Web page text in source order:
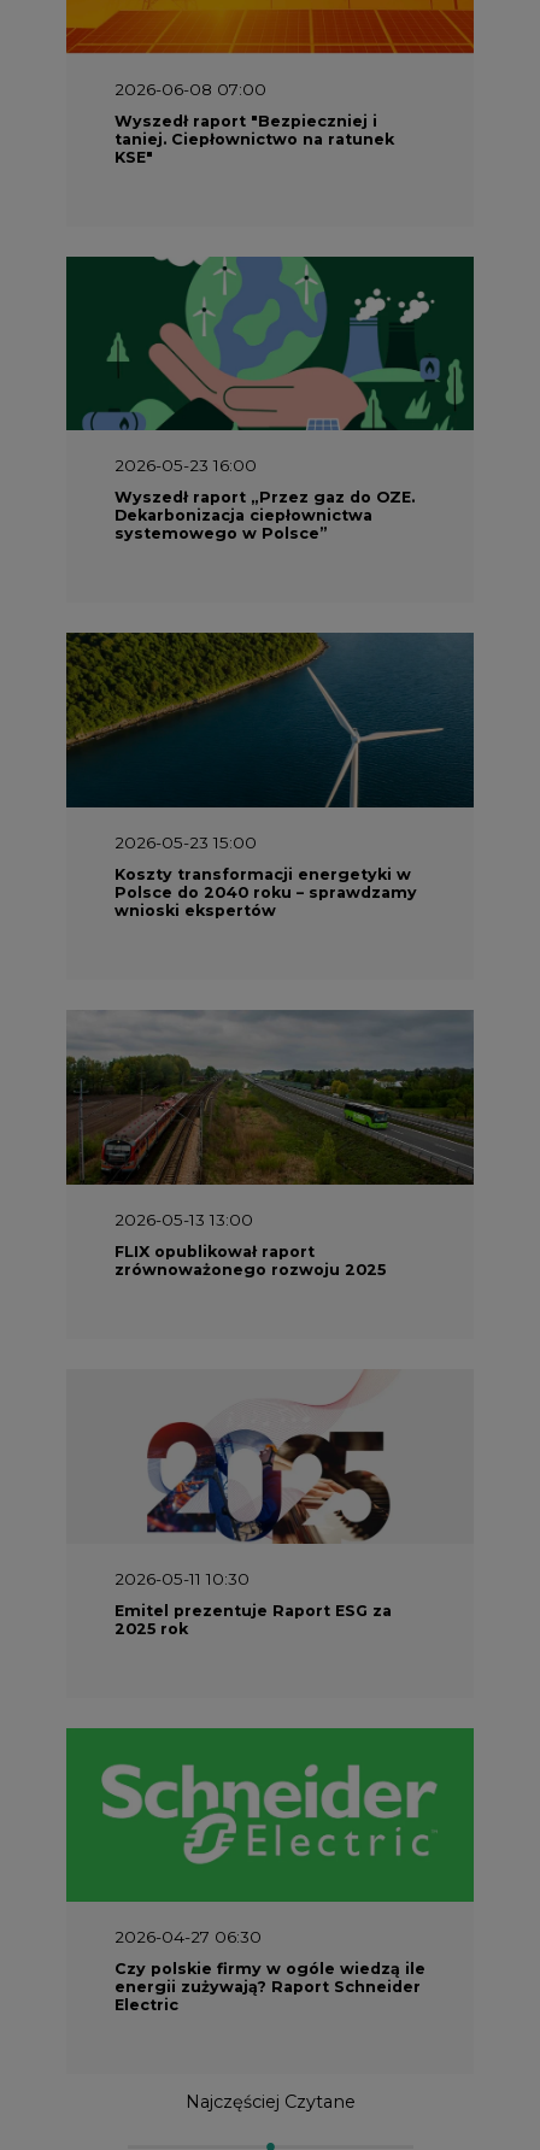
2026-06-08 07:00
Wyszedł raport "Bezpieczniej i
taniej. Ciepłownictwo na ratunek
KSE"
2026-05-23 16:00
Wyszedł raport „Przez gaz do OZE.
Dekarbonizacja ciepłownictwa
systemowego w Polsce”
2026-05-23 15:00
Koszty transformacji energetyki w
Polsce do 2040 roku – sprawdzamy
wnioski ekspertów
2026-05-13 13:00
FLIX opublikował raport
zrównoważonego rozwoju 2025
2026-05-11 10:30
Emitel prezentuje Raport ESG za
2025 rok
2026-04-27 06:30
Czy polskie firmy w ogóle wiedzą ile
energii zużywają? Raport Schneider
Electric
Najczęściej Czytane